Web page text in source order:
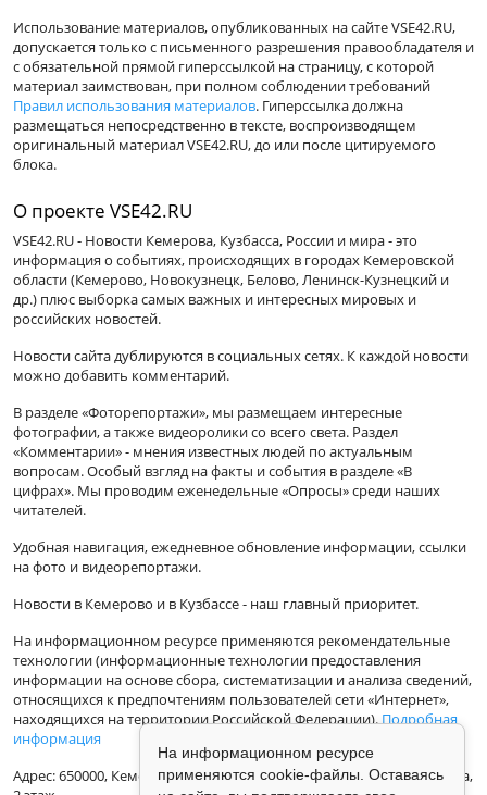
Использование материалов, опубликованных на сайте VSE42.RU,
допускается только с письменного разрешения правообладателя и
с обязательной прямой гиперссылкой на страницу, с которой
материал заимствован, при полном соблюдении требований
Правил использования материалов. Гиперссылка должна
размещаться непосредственно в тексте, воспроизводящем
оригинальный материал VSE42.RU, до или после цитируемого
блока.
О проекте VSE42.RU
VSE42.RU - Новости Кемерова, Кузбасса, России и мира - это
информация о событиях, происходящих в городах Кемеровской
области (Кемерово, Новокузнецк, Белово, Ленинск-Кузнецкий и
др.) плюс выборка самых важных и интересных мировых и
российских новостей.
Новости сайта дублируются в социальных сетях. К каждой новости
можно добавить комментарий.
В разделе «Фоторепортажи», мы размещаем интересные
фотографии, а также видеоролики со всего света. Раздел
«Комментарии» - мнения известных людей по актуальным
вопросам. Особый взгляд на факты и события в разделе «В
цифрах». Мы проводим еженедельные «Опросы» среди наших
читателей.
Удобная навигация, ежедневное обновление информации, ссылки
на фото и видеорепортажи.
Новости в Кемерово и в Кузбассе - наш главный приоритет.
На информационном ресурсе применяются рекомендательные
технологии (информационные технологии предоставления
информации на основе сбора, систематизации и анализа сведений,
относящихся к предпочтениям пользователей сети «Интернет»,
находящихся на территории Российской Федерации).Подробная
информация
Адрес: 650000, Кемеровская Область, г.Кемерово, ул.Кузбасская 33а,
На информационном ресурсе
применяются cookie-файлы. Оставаясь